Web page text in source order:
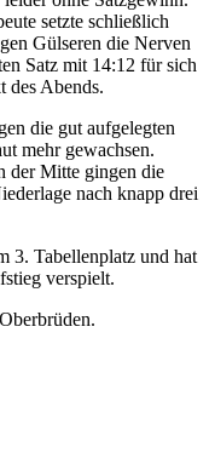
setzte schließlich
Gülseren die Nerven
Satz mit 14:12 für sich
des Abends.
die gut aufgelegten
mehr gewachsen.
der Mitte gingen die
nach knapp drei
3. Tabellenplatz und hat
verspielt.